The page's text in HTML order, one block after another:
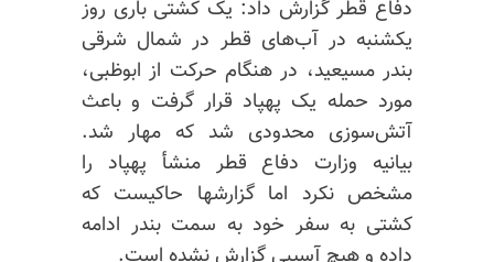
دفاع قطر گزارش داد: یک کشتی باری روز
یکشنبه در آب‌های قطر در شمال شرقی
بندرمسیعید، در هنگام حرکت از ابوظبی،
مورد حمله یک پهپاد قرار گرفت و باعث
آتش‌سوزی محدودی شد که مهار شد.
بیانیه وزارت دفاع قطر منشأ پهپاد را
مشخص نکرد اما گزارشها حاکیست که
کشتی به سفر خود به سمت بندر ادامه